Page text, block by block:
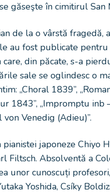
găseşte în cimitirul San
de la o vârstă fragedă,
au fost publicate
din păcate, s-a
sale se oglindesc o
„Choral 1839”,
1843”, „Impromptu inb
Venedig (Adieu)”.
japoneze Chiyo
Filtsch. Absolventă a
unor cunoscuți
Yoshida, Csíky